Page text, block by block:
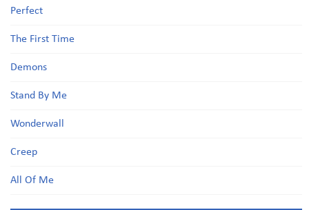
Perfect
The First Time
Demons
Stand By Me
Wonderwall
Creep
All Of Me